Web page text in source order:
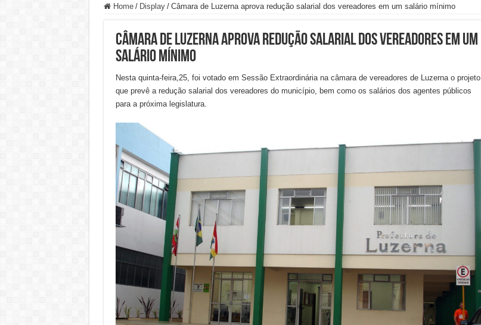
Home / Display / Câmara de Luzerna aprova redução salarial dos vereadores em um salário mínimo
Câmara de Luzerna aprova redução salarial dos vereadores em um
salário mínimo
Nesta quinta-feira,25, foi votado em Sessão Extraordinária na câmara de vereadores de Luzerna o projeto
que prevê a redução salarial dos vereadores do município, bem como os salários dos agentes públicos
para a próxima legislatura.